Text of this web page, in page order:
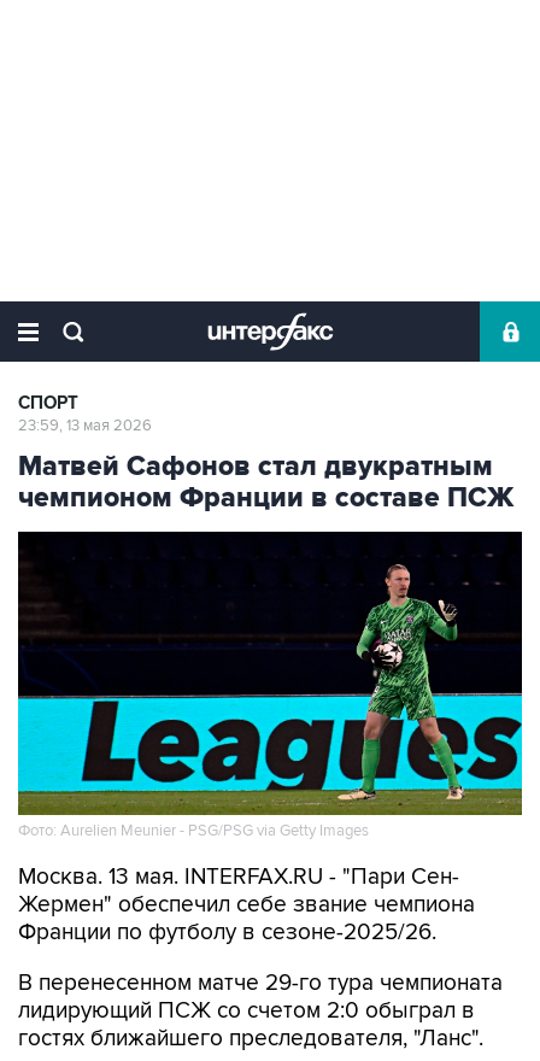
СПОРТ
23:59, 13 мая 2026
Матвей Сафонов стал двукратным
чемпионом Франции в составе ПСЖ
Фото: Aurelien Meunier - PSG/PSG via Getty Images
Москва. 13 мая. INTERFAX.RU - "Пари Сен-
Жермен" обеспечил себе звание чемпиона
Франции по футболу в сезоне-2025/26.
В перенесенном матче 29-го тура чемпионата
лидирующий ПСЖ со счетом 2:0 обыграл в
гостях ближайшего преследователя, "Ланс".